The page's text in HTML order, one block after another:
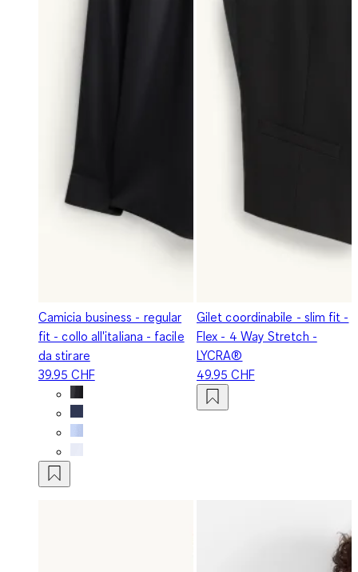
Camicia business - regular
fit - collo all'italiana - facile
da stirare
39.95 CHF
Gilet coordinabile - slim fit -
Flex - 4 Way Stretch -
LYCRA®
49.95 CHF